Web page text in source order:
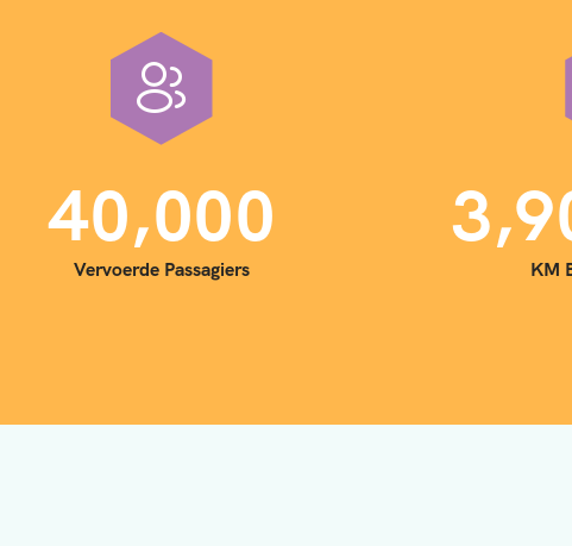
40,000
Vervoerde Passagiers
3,9
KM